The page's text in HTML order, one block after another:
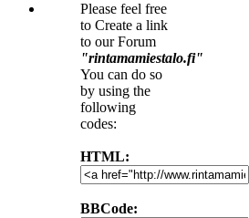
Please feel free
to Create a link
to our Forum
"rintamamiestalo.fi"
You can do so
by using the
following
codes:
HTML:
BBCode: